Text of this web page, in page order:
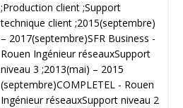
;Production client ;Support
technique client ;2015(septembre)
– 2017(septembre)SFR Business -
Rouen Ingénieur réseauxSupport
niveau 3 ;2013(mai) – 2015
(septembre)COMPLETEL - Rouen
Ingénieur réseauxSupport niveau 2